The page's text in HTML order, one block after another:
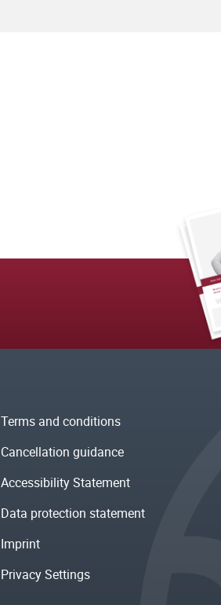
Terms and conditions
Cancellation guidance
Accessibility Statement
Data protection statement
Imprint
Privacy Settings